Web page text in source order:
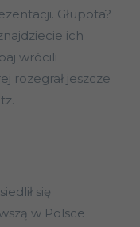
Głupota?
ich
wrócili
rozegrał jeszcze
się
w Polsce